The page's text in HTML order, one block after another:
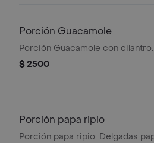
Porción Guacamole
Porción Guacamole con cilantro.
$ 2500
Porción papa ripio
Porción papa ripio. Delgadas